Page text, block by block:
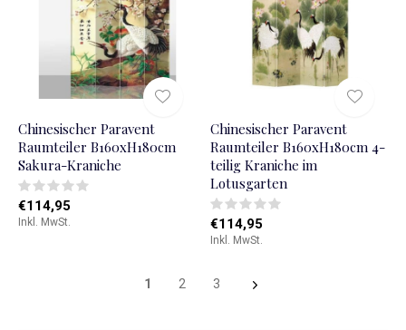
Chinesischer Paravent
Raumteiler B160xH180cm
Sakura-Kraniche
€114,95
Inkl. MwSt.
Chinesischer Paravent
Raumteiler B160xH180cm 4-
teilig Kraniche im
Lotusgarten
€114,95
Inkl. MwSt.
1 2 3